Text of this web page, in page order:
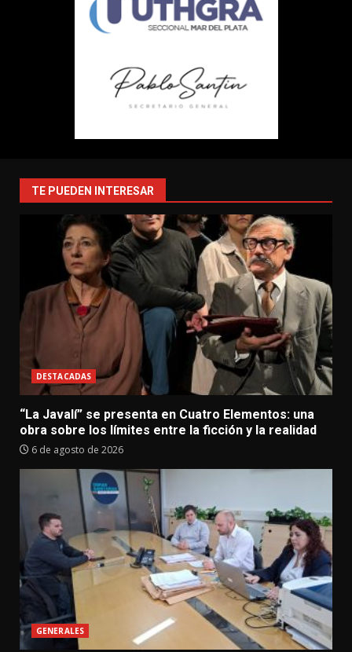
TE PUEDEN INTERESAR
DESTACADAS
“La Javalí” se presenta en Cuatro Elementos: una
obra sobre los límites entre la ficción y la realidad
6 de agosto de 2026
GENERALES